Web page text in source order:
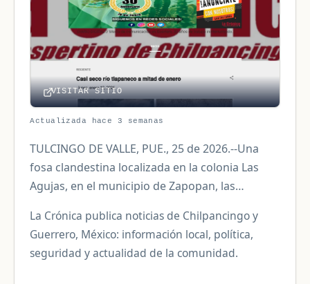
VISITAR SITIO
Actualizada hace 3 semanas
TULCINGO DE VALLE, PUE., 25 de 2026.--Una
fosa clandestina localizada en la colonia Las
Agujas, en el municipio de Zapopan, las…
La Crónica publica noticias de Chilpancingo y
Guerrero, México: información local, política,
seguridad y actualidad de la comunidad.